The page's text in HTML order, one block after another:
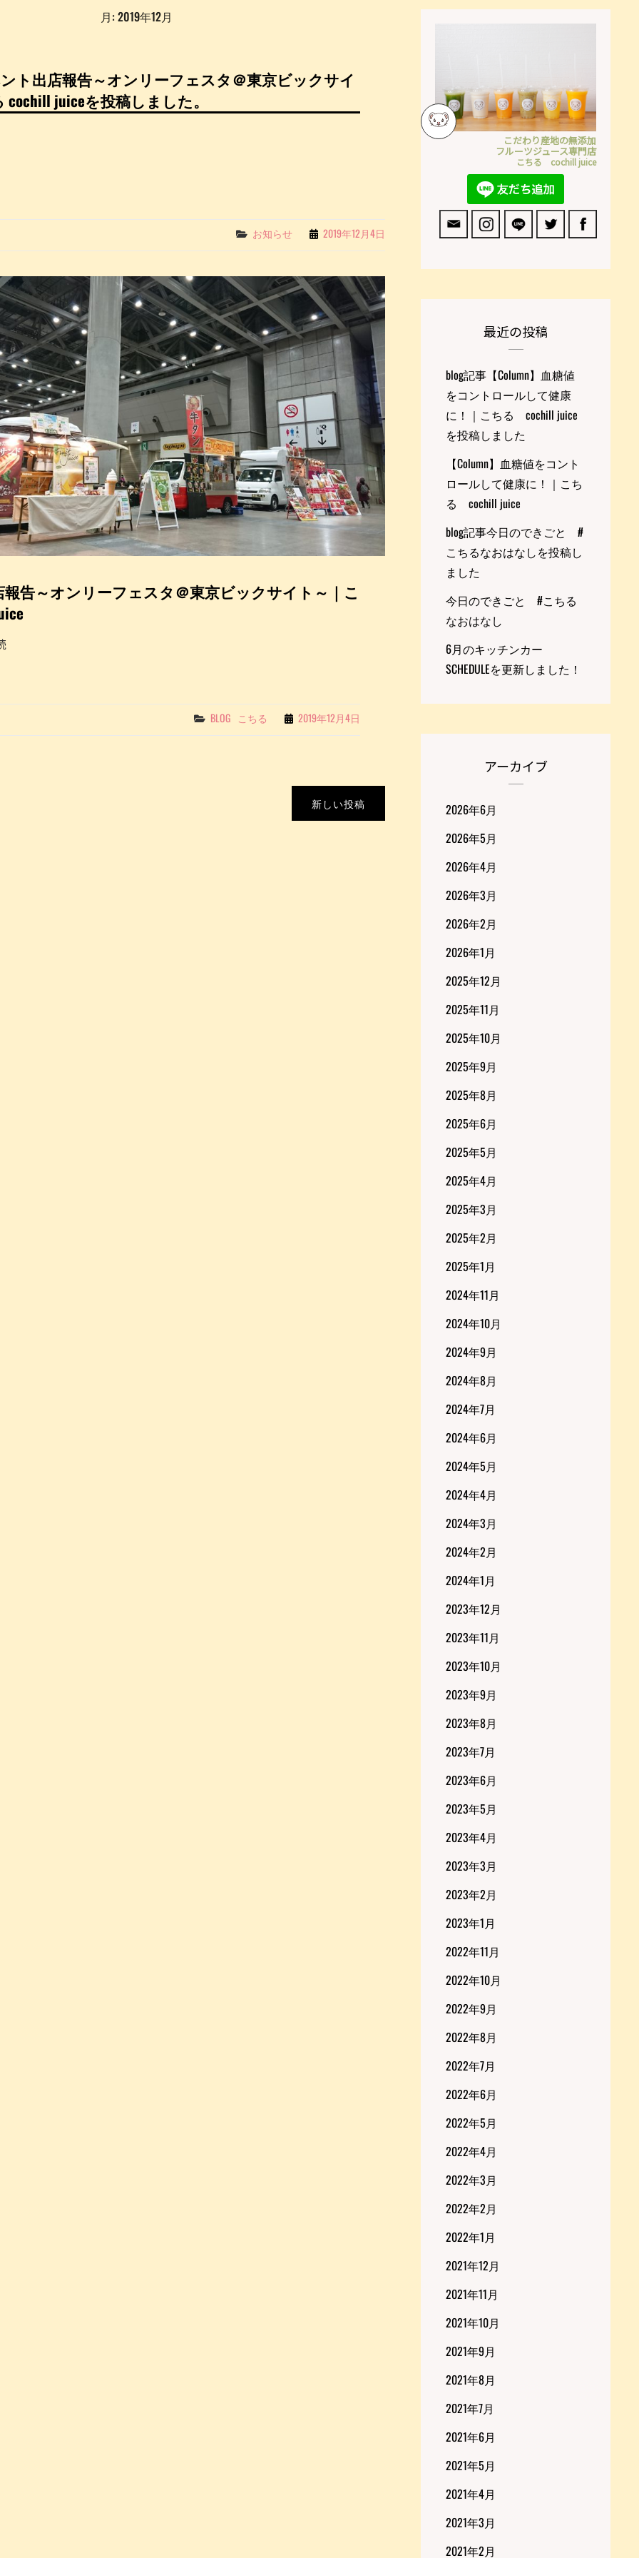
月:2019年12月
ト出店報告～オンリーフェスタ＠東京ビックサイ
juiceを投稿しました。
Categories
お知らせ 2019年12月4日
告～オンリーフェスタ＠東京ビックサイト～｜こ
ン
Categories
BLOG こちる 2019年12月4日
新しい投稿
こだわり産地の無添加
フルーツジュース専門店
こちる cochill juice
最近の投稿
blog記事【Column】血糖値
をコントロールして健康
に！｜こちる cochill juice
を投稿しました
【Column】血糖値をコント
ロールして健康に！｜こち
る cochill juice
blog記事今日のできごと #
こちるなおはなしを投稿し
ました
今日のできごと #こちる
なおはなし
6月のキッチンカー
SCHEDULEを更新しました！
アーカイブ
2026年6月
2026年5月
2026年4月
2026年3月
2026年2月
2026年1月
2025年12月
2025年11月
2025年10月
2025年9月
2025年8月
2025年6月
2025年5月
2025年4月
2025年3月
2025年2月
2025年1月
2024年11月
2024年10月
2024年9月
2024年8月
2024年7月
2024年6月
2024年5月
2024年4月
2024年3月
2024年2月
2024年1月
2023年12月
2023年11月
2023年10月
2023年9月
2023年8月
2023年7月
2023年6月
2023年5月
2023年4月
2023年3月
2023年2月
2023年1月
2022年11月
2022年10月
2022年9月
2022年8月
2022年7月
2022年6月
2022年5月
2022年4月
2022年3月
2022年2月
2022年1月
2021年12月
2021年11月
2021年10月
2021年9月
2021年8月
2021年7月
2021年6月
2021年5月
2021年4月
2021年3月
2021年2月